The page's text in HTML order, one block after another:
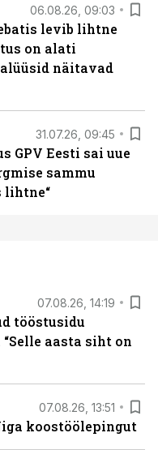
06.08.26, 09:03
levib lihtne
on alati
näitavad
31.07.26, 09:45
GPV Eesti sai uue
sammu
lihtne“
07.08.26, 14:19
tööstusidu
aasta siht on
07.08.26, 13:51
koostöölepingut